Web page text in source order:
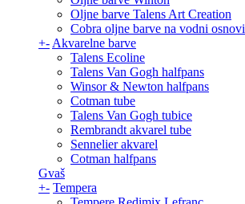
Oljne barve Talens Art Creation
Cobra oljne barve na vodni osnovi
+- Akvarelne barve
Talens Ecoline
Talens Van Gogh halfpans
Winsor & Newton halfpans
Cotman tube
Talens Van Gogh tubice
Rembrandt akvarel tube
Sennelier akvarel
Cotman halfpans
Gvaš
+- Tempera